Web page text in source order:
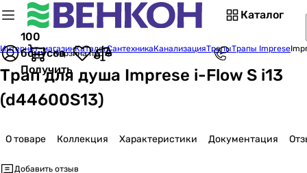
Каталог
100
бонусов
Получить
Корзина пуста
Интернет-магазинКаталогСантехникаКанализацияТрапыТрапы Imprese
Трап для душа Imprese i-Flow S i13
(d44600S13)
О товаре Коллекция Характеристики Документация
Добавить отзыв